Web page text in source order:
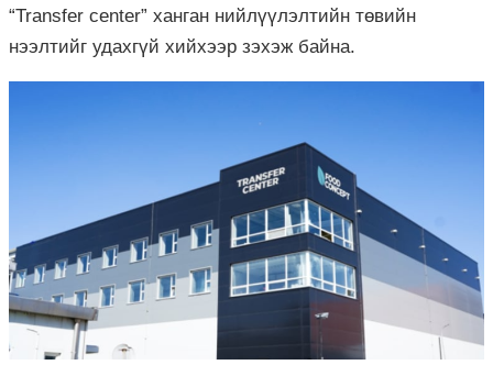
“Transfer center” ханган нийлүүлэлтийн төвийн
нээлтийг удахгүй хийхээр зэхэж байна.